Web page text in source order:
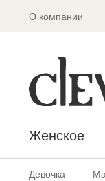
О компании
Женское
Девочка